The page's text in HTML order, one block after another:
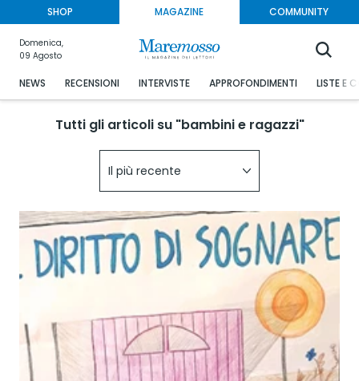
SHOP MAGAZINE COMMUNITY
Domenica,
09 Agosto
NEWS RECENSIONI INTERVISTE APPROFONDIMENTI LISTE E
Tutti gli articoli su "bambini e ragazzi"
Il più recente